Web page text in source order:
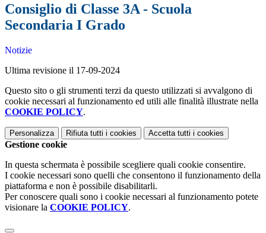
Consiglio di Classe 3A - Scuola
Secondaria I Grado
Notizie
Ultima revisione il 17-09-2024
Questo sito o gli strumenti terzi da questo utilizzati si avvalgono di
cookie necessari al funzionamento ed utili alle finalità illustrate nella
COOKIE POLICY.
Personalizza Rifiuta tutti i cookies Accetta tutti i cookies
Gestione cookie
In questa schermata è possibile scegliere quali cookie consentire.
I cookie necessari sono quelli che consentono il funzionamento della
piattaforma e non è possibile disabilitarli.
Per conoscere quali sono i cookie necessari al funzionamento potete
visionare la COOKIE POLICY.